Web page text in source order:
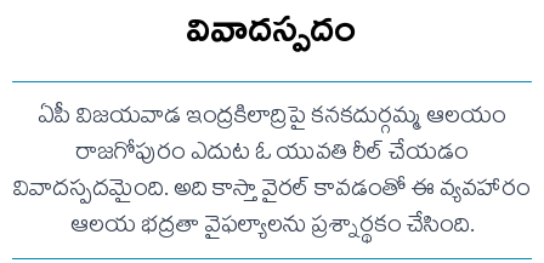
వివాదస్పదం
ఏపీ విజయవాడ ఇంద్రకిలాద్రిపై కనకదుర్గమ్మ ఆలయం
రాజగోపురం ఎదుట ఓ యువతి రీల్ చేయడం
వివాదస్పదమైంది. అది కాస్తా వైరల్ కావడంతో ఈ వ్యవహారం
ఆలయ భద్రతా వైఫల్యాలను ప్రశ్నార్థకం చేసింది.